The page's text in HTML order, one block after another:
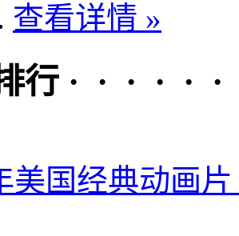
查看详情 »
行 · · · · · ·
美国经典动画